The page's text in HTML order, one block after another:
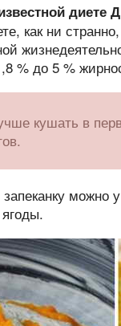
как ни
% до 5 %
кушать в
можно